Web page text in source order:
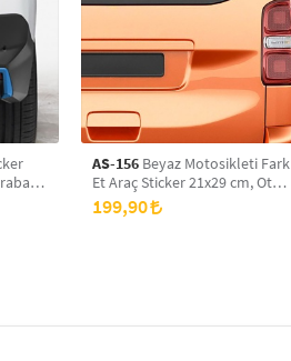
AS-156 Beyaz Motosikleti Fark
Et Araç Sticker 21x29 cm, Oto
Sticker, Araba Sticker
199,90